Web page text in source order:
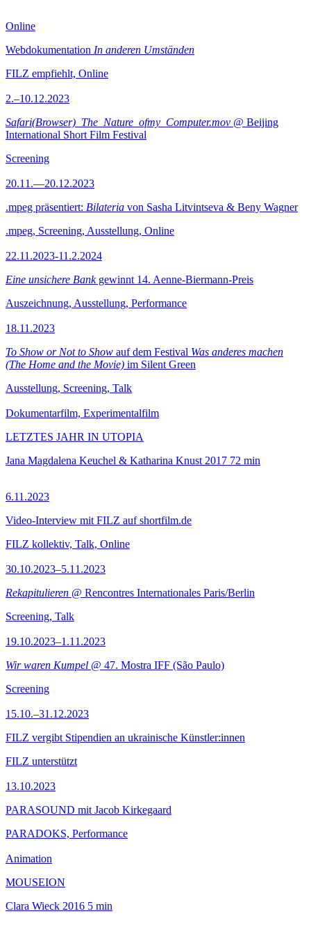
Online
Webdokumentation In anderen Umständen
FILZ empfiehlt, Online
2.–10.12.2023
Safari(Browser)_The_Nature_ofmy_Computer.mov @ Beijing
International Short Film Festival
Screening
20.11.—20.12.2023
.mpeg präsentiert: Bilateria von Sasha Litvintseva & Beny Wagner
.mpeg, Screening, Ausstellung, Online
22.11.2023-11.2.2024
Eine unsichere Bankgewinnt 14. Aenne-Biermann-Preis
Auszeichnung, Ausstellung, Performance
18.11.2023
To Show or Not to Show auf dem Festival Was anderes machen
(The Home and the Movie) im Silent Green
Ausstellung, Screening, Talk
Dokumentarfilm, Experimentalfilm
LETZTES JAHR IN UTOPIA
Jana Magdalena Keuchel & Katharina Knust 2017 72 min
6.11.2023
Video-Interview mit FILZ auf shortfilm.de
FILZ kollektiv, Talk, Online
30.10.2023–5.11.2023
Rekapitulieren @ Rencontres Internationales Paris/Berlin
Screening, Talk
19.10.2023–1.11.2023
Wir waren Kumpel @ 47. Mostra IFF (São Paulo)
Screening
15.10.–31.12.2023
FILZ vergibt Stipendien an ukrainische Künstler:innen
FILZ unterstützt
13.10.2023
PARASOUND mit Jacob Kirkegaard
PARADOKS, Performance
Animation
MOUSEION
Clara Wieck 2016 5 min